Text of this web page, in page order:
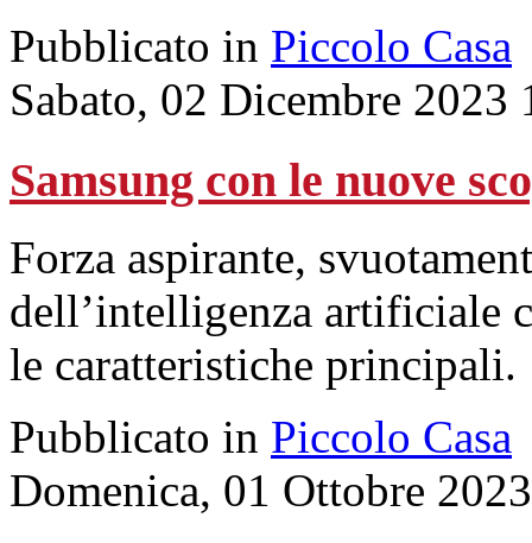
Pubblicato in Piccolo Casa
Sabato, 02 Dicembre 2023
Samsung con le nuove
Forza aspirante,
dell’intelligenza artificiale
le caratteristiche principali.
Pubblicato in Piccolo Casa
Domenica, 01 Ottobre